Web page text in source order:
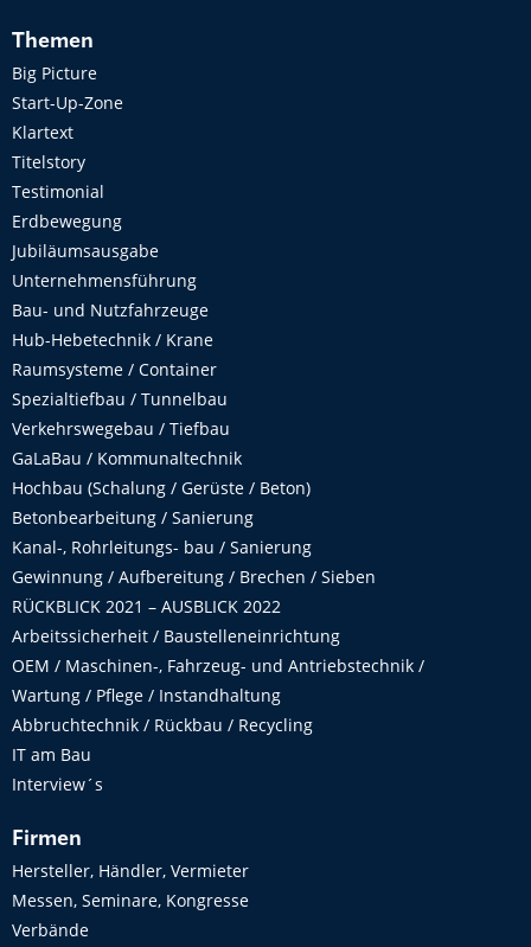
Themen
Big Picture
Start-Up-Zone
Klartext
Titelstory
Testimonial
Erdbewegung
Jubiläumsausgabe
Unternehmensführung
Bau- und Nutzfahrzeuge
Hub-Hebetechnik / Krane
Raumsysteme / Container
Spezialtiefbau / Tunnelbau
Verkehrswegebau / Tiefbau
GaLaBau / Kommunaltechnik
Hochbau (Schalung / Gerüste / Beton)
Betonbearbeitung / Sanierung
Kanal-, Rohrleitungs- bau / Sanierung
Gewinnung / Aufbereitung / Brechen / Sieben
RÜCKBLICK 2021 – AUSBLICK 2022
Arbeitssicherheit / Baustelleneinrichtung
OEM / Maschinen-, Fahrzeug- und Antriebstechnik /
Wartung / Pflege / Instandhaltung
Abbruchtechnik / Rückbau / Recycling
IT am Bau
Interview´s
Firmen
Hersteller, Händler, Vermieter
Messen, Seminare, Kongresse
Verbände